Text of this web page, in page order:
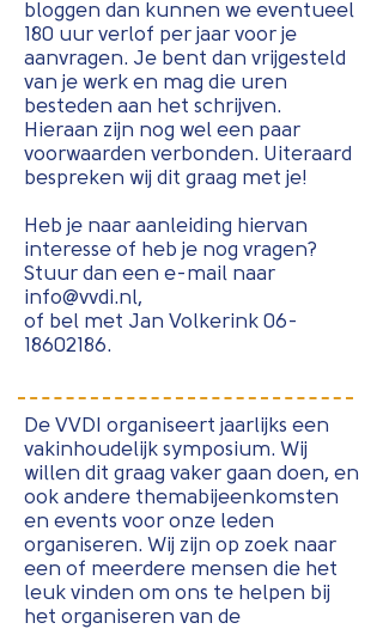
bloggen dan kunnen we eventueel
180 uur verlof per jaar voor je
aanvragen. Je bent dan vrijgesteld
van je werk en mag die uren
besteden aan het schrijven.
Hieraan zijn nog wel een paar
voorwaarden verbonden. Uiteraard
bespreken wij dit graag met je!
Heb je naar aanleiding hiervan
interesse of heb je nog vragen?
Stuur dan een e-mail naar
info@vvdi.nl,
of bel met Jan Volkerink 06-
18602186.
De VVDI organiseert jaarlijks een
vakinhoudelijk symposium. Wij
willen dit graag vaker gaan doen, en
ook andere themabijeenkomsten
en events voor onze leden
organiseren. Wij zijn op zoek naar
een of meerdere mensen die het
leuk vinden om ons te helpen bij
het organiseren van de